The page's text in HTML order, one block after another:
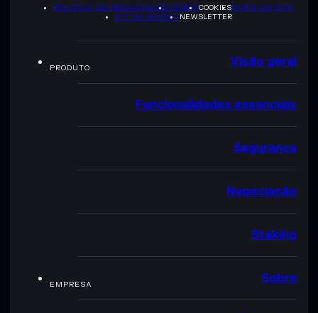
POLÍTICA DE PRIVACIDADETERMSCOOKIESMAPA DO SITE
KIT DA MARCA NEWSLETTER
PRODUTO Visão geral
Funcionalidades essenciais
Segurança
Negociação
Staking
EMPRESA Sobre